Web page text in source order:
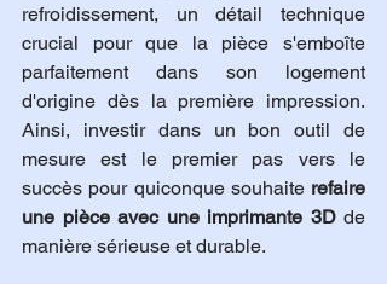
refroidissement, un détail technique
crucial pour que la pièce s'emboîte
parfaitement dans son logement
d'origine dès la première impression.
Ainsi, investir dans un bon outil de
mesure est le premier pas vers le
succès pour quiconque souhaite refaire
une pièce avec une imprimante 3D de
manière sérieuse et durable.